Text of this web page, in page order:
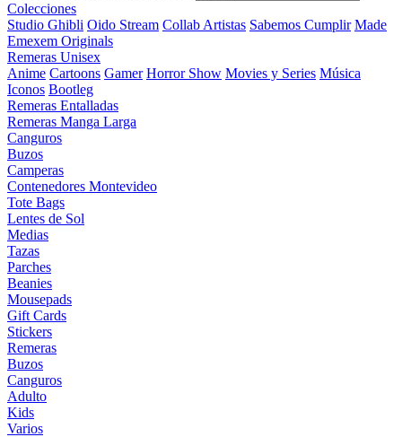
Colecciones
Studio Ghibli Oido Stream Collab Artistas Sabemos Cumplir Made
Emexem Originals
Remeras Unisex
Anime Cartoons Gamer Horror Show Movies y Series Música
Iconos Bootleg
Remeras Entalladas
Remeras Manga Larga
Canguros
Buzos
Camperas
Contenedores Montevideo
Tote Bags
Lentes de Sol
Medias
Tazas
Parches
Beanies
Mousepads
Gift Cards
Stickers
Remeras
Buzos
Canguros
Adulto
Kids
Varios